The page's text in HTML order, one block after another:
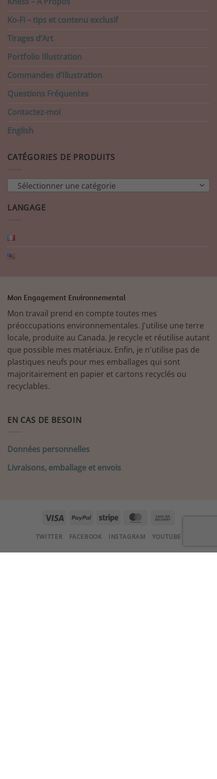
Ko-Fi – tips et contenu exclusif
Tirages d’Art
Portfolio Illustration
Commandes d’Illustration
Questions Fréquentes
Contactez-moi
English
CATÉGORIES DE PRODUITS
Sélectionner une catégorie
LANGAGE
Mon Engagement Environnemental
Mon travail prend en compte toutes mes
préoccupations environnementales. J'utilise une terre
locale, produite au Canada. Je recycle et réutilise autant
que possible mes matériaux. Enfin, je n'utilise pas de
plastiques neufs pour mes emballages qui sont
majoritairement en papier et cartons recyclés ou
recyclables.
EN CAS DE BESOIN
Données personnelles
Livraisons, emballage et envois
Visa PayPal Stripe MasterCard
Delivery
TWITTER FACEBOOK INSTAGRAM YOUTUBE